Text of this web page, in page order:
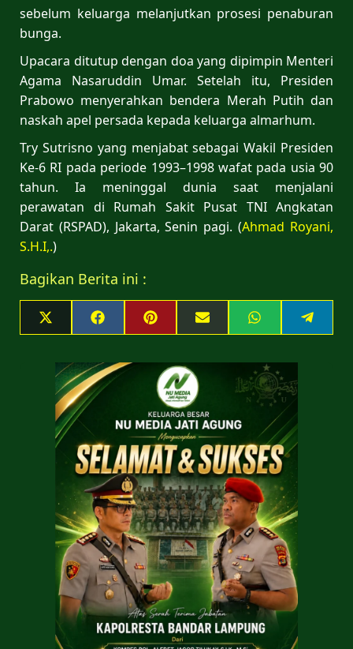
sebelum keluarga melanjutkan prosesi penaburan
bunga.
Upacara ditutup dengan doa yang dipimpin Menteri
Agama Nasaruddin Umar. Setelah itu, Presiden
Prabowo menyerahkan bendera Merah Putih dan
naskah apel persada kepada keluarga almarhum.
Try Sutrisno yang menjabat sebagai Wakil Presiden
Ke-6 RI pada periode 1993–1998 wafat pada usia 90
tahun. Ia meninggal dunia saat menjalani
perawatan di Rumah Sakit Pusat TNI Angkatan
Darat (RSPAD), Jakarta, Senin pagi. (Ahmad Royani,
S.H.I,.)
Bagikan Berita ini :